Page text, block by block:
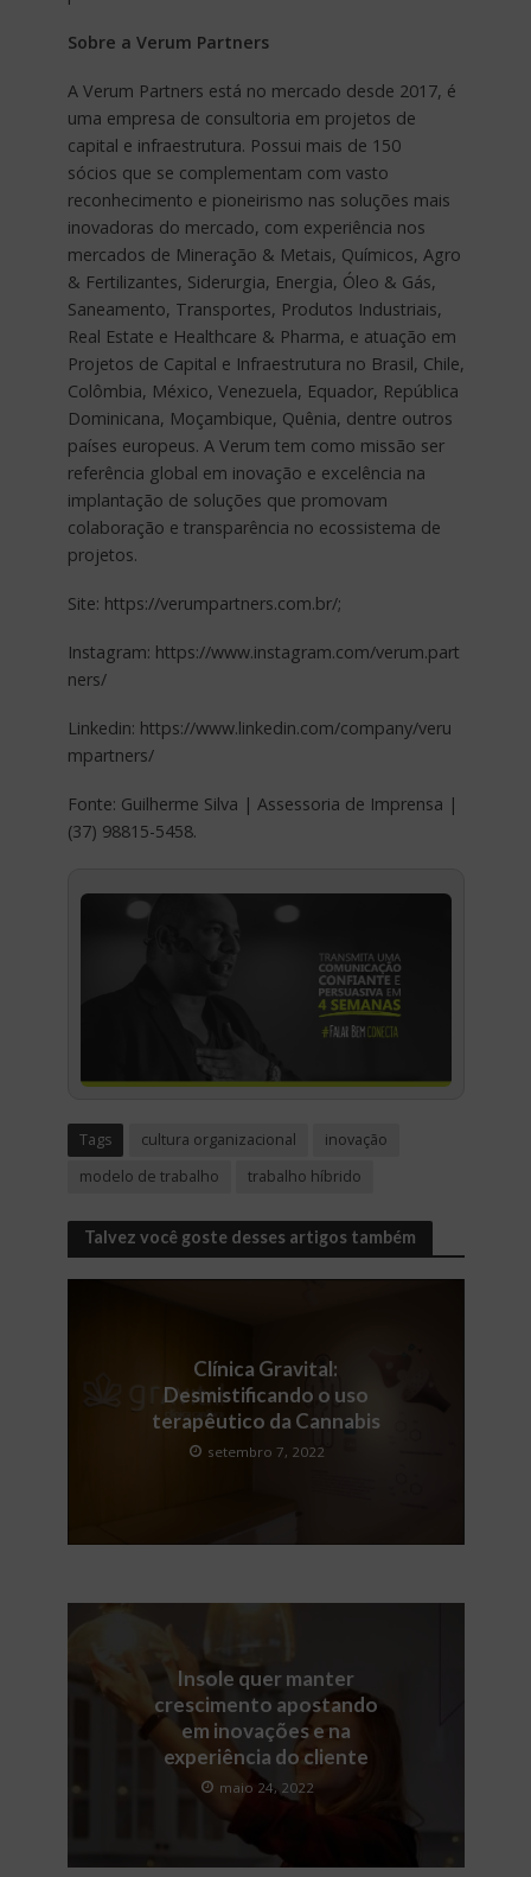
Sobre a Verum Partners
A Verum Partners está no mercado desde 2017, é
uma empresa de consultoria em projetos de
capital e infraestrutura. Possui mais de 150
sócios que se complementam com vasto
reconhecimento e pioneirismo nas soluções mais
inovadoras do mercado, com experiência nos
mercados de Mineração & Metais, Químicos, Agro
& Fertilizantes, Siderurgia, Energia, Óleo & Gás,
Saneamento, Transportes, Produtos Industriais,
Real Estate e Healthcare & Pharma, e atuação em
Projetos de Capital e Infraestrutura no Brasil, Chile,
Colômbia, México, Venezuela, Equador, República
Dominicana, Moçambique, Quênia, dentre outros
países europeus. A Verum tem como missão ser
referência global em inovação e excelência na
implantação de soluções que promovam
colaboração e transparência no ecossistema de
projetos.
Site: https://verumpartners.com.br/;
Instagram: https://www.instagram.com/verum.part
ners/
Linkedin: https://www.linkedin.com/company/veru
mpartners/
Fonte: Guilherme Silva | Assessoria de Imprensa |
(37) 98815-5458.
Tags cultura organizacional
inovação
modelo de trabalho
trabalho híbrido
Talvez você goste desses artigos também
Clínica Gravital:
Desmistificando o uso
terapêutico da Cannabis
setembro 7, 2022
Insole quer manter
crescimento apostando
em inovações e na
experiência do cliente
maio 24, 2022